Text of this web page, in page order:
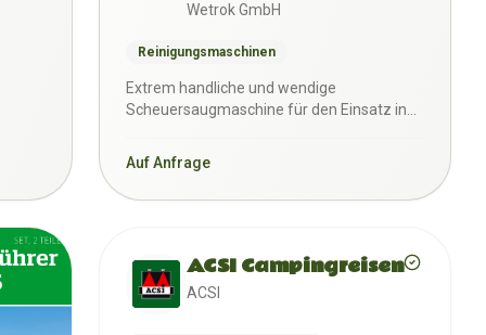
Wetrok GmbH
Reinigungsmaschinen
Extrem handliche und wendige
Scheuersaugmaschine für den Einsatz in
Auf Anfrage
ACSI Campingreisen
ACSI